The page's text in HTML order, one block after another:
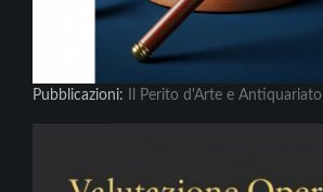
Pubblicazioni: Il Perito d'Arte e Antiquariato